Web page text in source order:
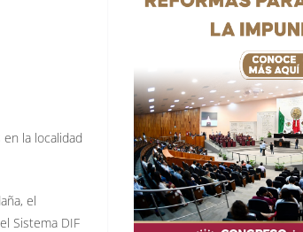
la localidad
el
Sistema DIF